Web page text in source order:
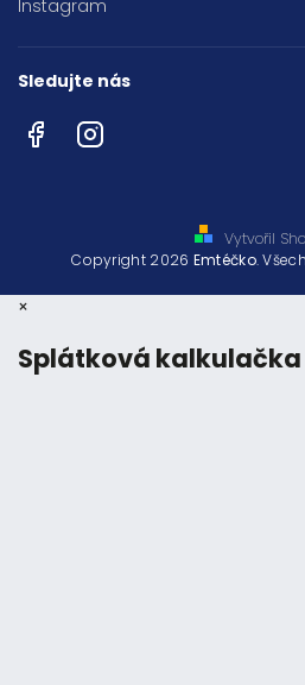
Instagram
Sledujte nás
FacebookInstagram
Vytvořil
Copyright 2026 Emtéčko.
×
Splátková kalkulačka